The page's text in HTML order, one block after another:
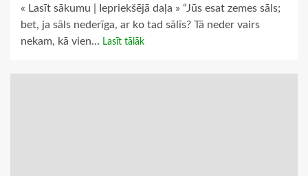
« Lasīt sākumu | Iepriekšējā daļa » “Jūs esat zemes sāls;
bet, ja sāls nederīga, ar ko tad sālīs? Tā neder vairs
nekam, kā vien... Lasīt tālāk